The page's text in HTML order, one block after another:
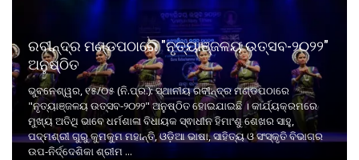
ରବୀନ୍ଦ୍ର ମଣ୍ଡପଠାରେ "ନୃତ୍ୟାଞ୍ଜଳୟ ଉତ୍ସବ-୨୦୨୨"
ଅନୁଷ୍ଠିତ
ଭୁବନେଶ୍ୱର, ୧୫/୦୫ (ନି.ପ୍ର.): ସ୍ଥାନୀୟ ରବୀନ୍ଦ୍ର ମଣ୍ଡପଠାରେ
"ନୃତ୍ୟାଞ୍ଜଳୟ ଉତ୍ସବ-୨୦୨୨" ଅନୁଷ୍ଠିତ ହୋଇଯାଇଛି । କାର୍ଯ୍ୟକ୍ରମରେ
ମୁଖ୍ୟ ଅତିଥି ଭାବେ ଧର୍ମଶାଳା ବିଧାୟକ ସ୍ଵାଧୀନ ହିମାଂଶୁ ଶେଖର ସାହୁ,
ପଦ୍ମଶ୍ରୀ ଗୁରୁ କୁମକୁମ ମହାନ୍ତି, ଓଡ଼ିଆ ଭାଷା, ସାହିତ୍ୟ ଓ ସଂସ୍କୃତି ବିଭାଗର
ଉପ-ନିର୍ଦ୍ଦେଶିକା ଶ୍ରୀମ ...